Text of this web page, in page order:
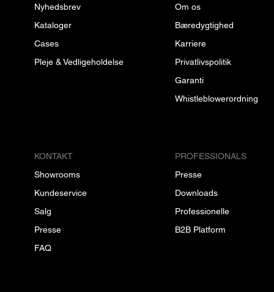
Nyhedsbrev
Kataloger
Cases
Pleje & Vedligeholdelse
Om os
Bæredygtighed
Karriere
Privatlivspolitik
Garanti
Whistleblowerordning
KONTAKT
Showrooms
Kundeservice
Salg
Presse
FAQ
PROFESSIONALS
Presse
Downloads
Professionelle
B2B Platform